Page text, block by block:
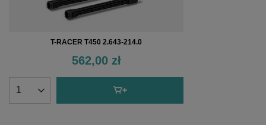
T-RACER T450 2.643-214.0
562,00 zł